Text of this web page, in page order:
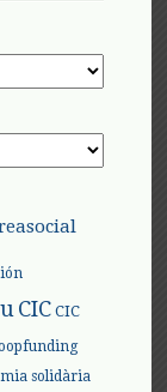
CIC CIC
solidària